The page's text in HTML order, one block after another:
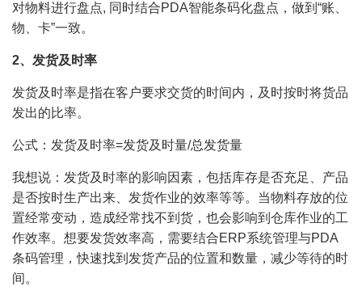
对物料进行盘点, 同时结合PDA智能条码化盘点，做到“账、
物、卡”一致。
2、发货及时率
发货及时率是指在客户要求交货的时间内，及时按时将货品
发出的比率。
公式：发货及时率=发货及时量/总发货量
我想说：发货及时率的影响因素，包括库存是否充足、产品
是否按时生产出来、发货作业的效率等等。当物料存放的位
置经常变动，造成经常找不到货，也会影响到仓库作业的工
作效率。想要发货效率高，需要结合ERP系统管理与PDA
条码管理，快速找到发货产品的位置和数量，减少等待的时
间。